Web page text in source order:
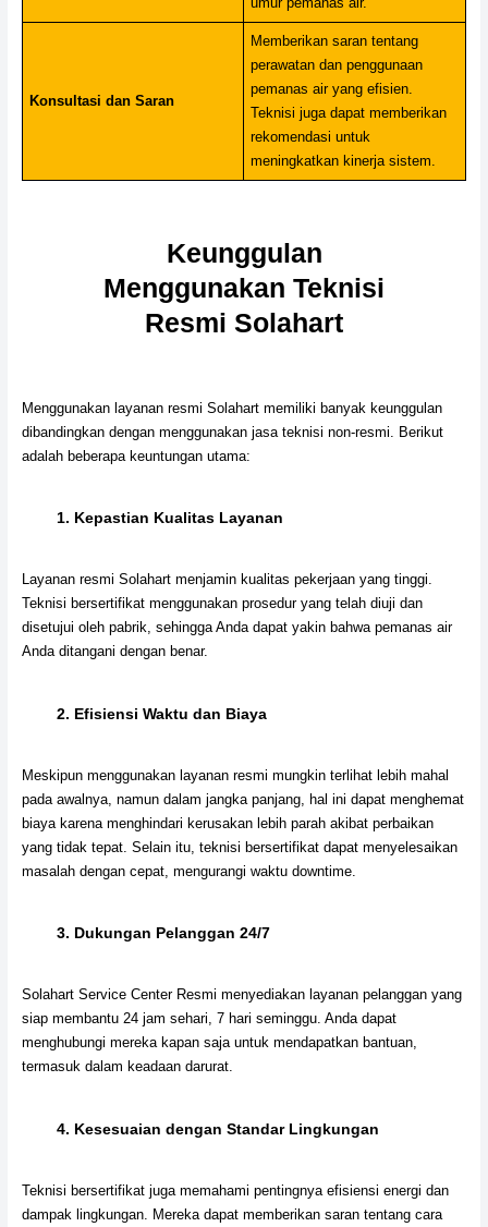
Konsultasi dan Saran
Memberikan saran tentang
perawatan dan penggunaan
pemanas air yang efisien.
Teknisi juga dapat memberikan
rekomendasi untuk
meningkatkan kinerja sistem.
Keunggulan
Menggunakan Teknisi
Resmi Solahart
Menggunakan layanan resmi Solahart memiliki banyak keunggulan
dibandingkan dengan menggunakan jasa teknisi non-resmi. Berikut
adalah beberapa keuntungan utama:
1. Kepastian Kualitas Layanan
Layanan resmi Solahart menjamin kualitas pekerjaan yang tinggi.
Teknisi bersertifikat menggunakan prosedur yang telah diuji dan
disetujui oleh pabrik, sehingga Anda dapat yakin bahwa pemanas air
Anda ditangani dengan benar.
2. Efisiensi Waktu dan Biaya
Meskipun menggunakan layanan resmi mungkin terlihat lebih mahal
pada awalnya, namun dalam jangka panjang, hal ini dapat menghemat
biaya karena menghindari kerusakan lebih parah akibat perbaikan
yang tidak tepat. Selain itu, teknisi bersertifikat dapat menyelesaikan
masalah dengan cepat, mengurangi waktu downtime.
3. Dukungan Pelanggan 24/7
Solahart Service Center Resmi menyediakan layanan pelanggan yang
siap membantu 24 jam sehari, 7 hari seminggu. Anda dapat
menghubungi mereka kapan saja untuk mendapatkan bantuan,
termasuk dalam keadaan darurat.
4. Kesesuaian dengan Standar Lingkungan
Teknisi bersertifikat juga memahami pentingnya efisiensi energi dan
dampak lingkungan. Mereka dapat memberikan saran tentang cara